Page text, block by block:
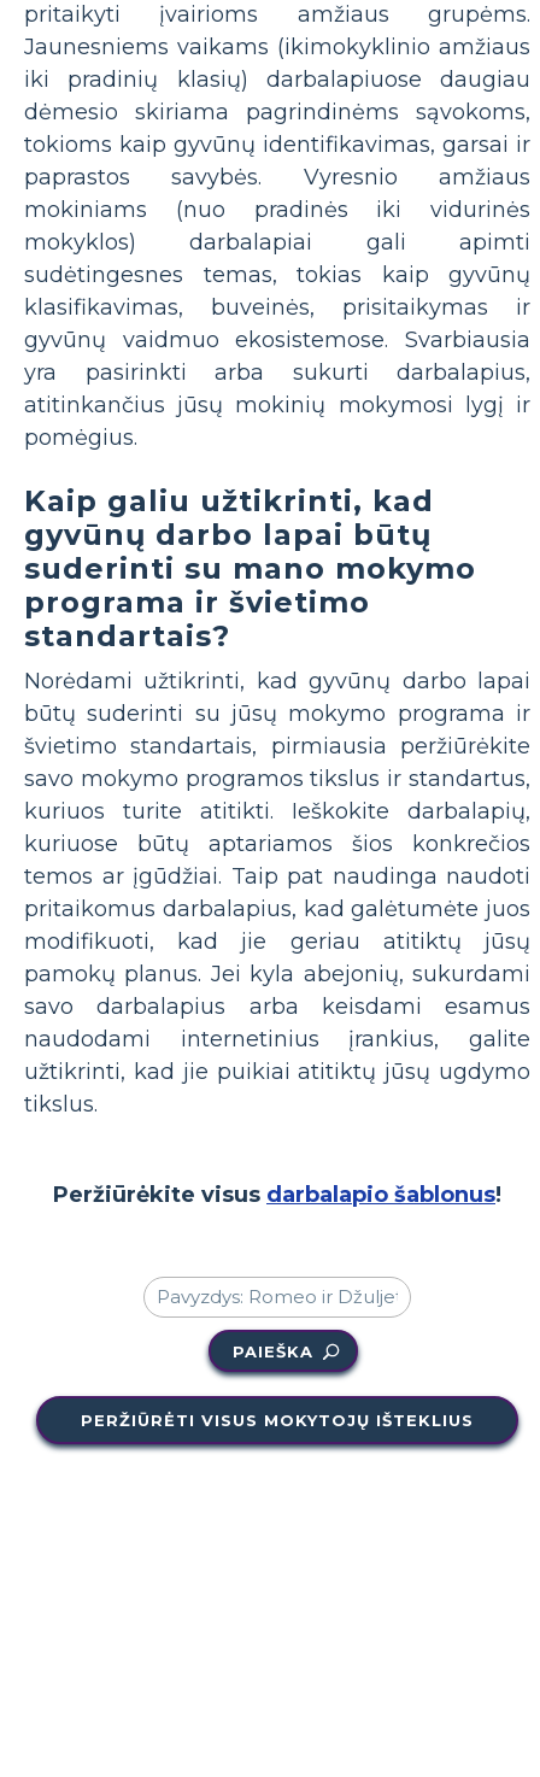
pritaikyti įvairioms amžiaus grupėms.
Jaunesniems vaikams (ikimokyklinio amžiaus
iki pradinių klasių) darbalapiuose daugiau
dėmesio skiriama pagrindinėms sąvokoms,
tokioms kaip gyvūnų identifikavimas, garsai ir
paprastos savybės. Vyresnio amžiaus
mokiniams (nuo pradinės iki vidurinės
mokyklos) darbalapiai gali apimti
sudėtingesnes temas, tokias kaip gyvūnų
klasifikavimas, buveinės, prisitaikymas ir
gyvūnų vaidmuo ekosistemose. Svarbiausia
yra pasirinkti arba sukurti darbalapius,
atitinkančius jūsų mokinių mokymosi lygį ir
pomėgius.
Kaip galiu užtikrinti, kad
gyvūnų darbo lapai būtų
suderinti su mano mokymo
programa ir švietimo
standartais?
Norėdami užtikrinti, kad gyvūnų darbo lapai
būtų suderinti su jūsų mokymo programa ir
švietimo standartais, pirmiausia peržiūrėkite
savo mokymo programos tikslus ir standartus,
kuriuos turite atitikti. Ieškokite darbalapių,
kuriuose būtų aptariamos šios konkrečios
temos ar įgūdžiai. Taip pat naudinga naudoti
pritaikomus darbalapius, kad galėtumėte juos
modifikuoti, kad jie geriau atitiktų jūsų
pamokų planus. Jei kyla abejonių, sukurdami
savo darbalapius arba keisdami esamus
naudodami internetinius įrankius, galite
užtikrinti, kad jie puikiai atitiktų jūsų ugdymo
tikslus.
Peržiūrėkite visus darbalapio šablonus!
PAIEŠKA
PERŽIŪRĖTI VISUS MOKYTOJŲ IŠTEKLIUS